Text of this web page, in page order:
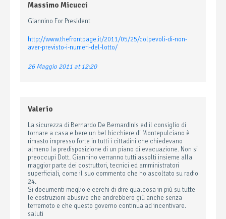
Massimo Micucci
Giannino For President
http://www.thefrontpage.it/2011/05/25/colpevoli-di-non-
aver-previsto-i-numeri-del-lotto/
26 Maggio 2011 at 12:20
Valerio
La sicurezza di Bernardo De Bernardinis ed il consiglio di
tornare a casa e bere un bel bicchiere di Montepulciano è
rimasto impresso forte in tutti i cittadini che chiedevano
almeno la predisposizione di un piano di evacuazione. Non si
preoccupi Dott. Giannino verranno tutti assolti insieme alla
maggior parte dei costruttori, tecnici ed amministratori
superficiali, come il suo commento che ho ascoltato su radio
24.
Si documenti meglio e cerchi di dire qualcosa in più su tutte
le costruzioni abusive che andrebbero giù anche senza
terremoto e che questo governo continua ad incentivare.
saluti